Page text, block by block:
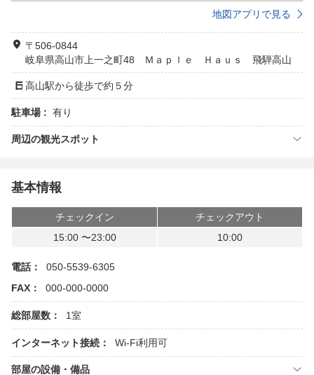
地図アプリで見る
〒506-0844
岐阜県高山市上一之町48 Ｍａｐｌｅ Ｈａｕｓ 飛騨高山
高山駅から徒歩で約５分
駐車場 : 有り
周辺の観光スポット
基本情報
チェックイン
チェックアウト
15:00 〜23:00
10:00
電話：
050-5539-6305
FAX：
000-000-0000
総部屋数： 1室
インターネット接続： Wi-Fi利用可
部屋の設備・備品